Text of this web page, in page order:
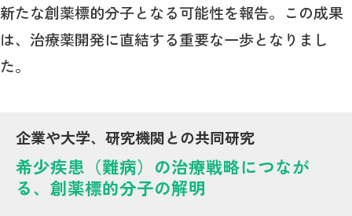
新たな創薬標的分子となる可能性を報告。この成果
は、治療薬開発に直結する重要な一歩となりまし
た。
企業や大学、研究機関との共同研究
希少疾患（難病）の治療戦略につなが
る、創薬標的分子の解明